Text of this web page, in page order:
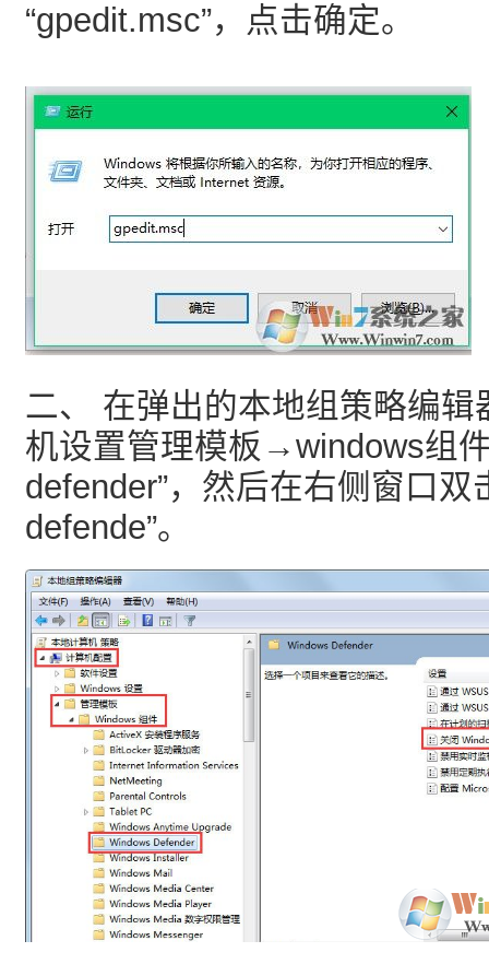
“gpedit.msc”，点击确定。
二、 在弹出的本地组策略编辑
机设置管理模板→windows组
defender”，然后在右侧窗口双
defende”。